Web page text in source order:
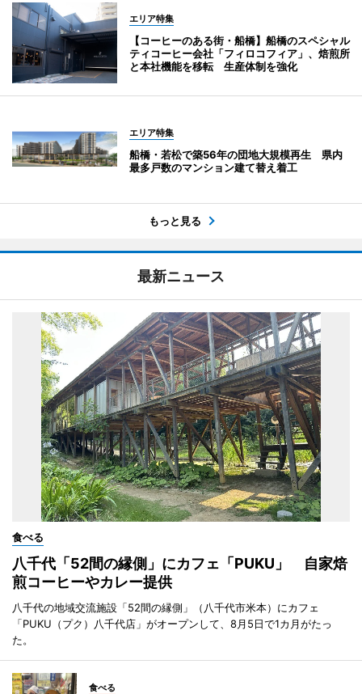
エリア特集
【コーヒーのある街・船橋】船橋のスペシャル
ティコーヒー会社「フィロコフィア」、焙煎所
と本社機能を移転 生産体制を強化
エリア特集
船橋・若松で築56年の団地大規模再生 県内
最多戸数のマンション建て替え着工
もっと見る
最新ニュース
食べる
八千代「52間の縁側」にカフェ「PUKU」 自家焙
煎コーヒーやカレー提供
八千代の地域交流施設「52間の縁側」（八千代市米本）にカフェ
「PUKU（プク）八千代店」がオープンして、8月5日で1カ月がたっ
た。
食べる